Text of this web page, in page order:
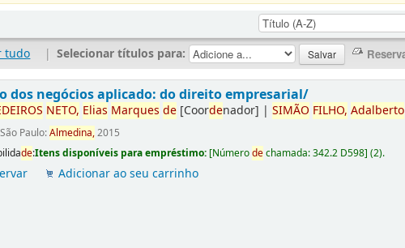
tudo | Selecionar títulos para:
dos negócios aplicado: do direito empresarial/
DEIROS NETO, Elias Marques de [Coordenador] |SIMÃO FILHO, Adalberto
São Paulo:Almedina,2015
de:Itens disponíveis para empréstimo: [Númerodechamada:342.2 D598](2).
Adicionar ao seu carrinho